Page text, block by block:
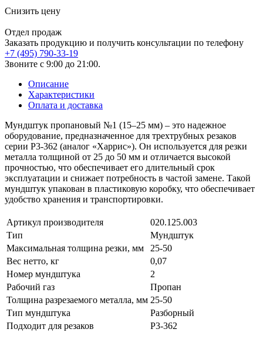
Снизить цену
Отдел продаж
Заказать продукцию и получить консультации по телефону
+7 (495) 790-33-19
Звоните с 9:00 до 21:00.
Описание
Характеристики
Оплата и доставка
Мундштук пропановый №1 (15–25 мм) – это надежное
оборудование, предназначенное для трехтрубных резаков
серии Р3-362 (аналог «Харрис»). Он используется для резки
металла толщиной от 25 до 50 мм и отличается высокой
прочностью, что обеспечивает его длительный срок
эксплуатации и снижает потребность в частой замене. Такой
мундштук упакован в пластиковую коробку, что обеспечивает
удобство хранения и транспортировки.
Артикул производителя
020.125.003
Тип
Мундштук
Максимальная толщина резки, мм
25-50
Вес нетто, кг
0,07
Номер мундштука
2
Рабочий газ
Пропан
Толщина разрезаемого металла, мм 25-50
Тип мундштука
Разборный
Подходит для резаков
Р3-362